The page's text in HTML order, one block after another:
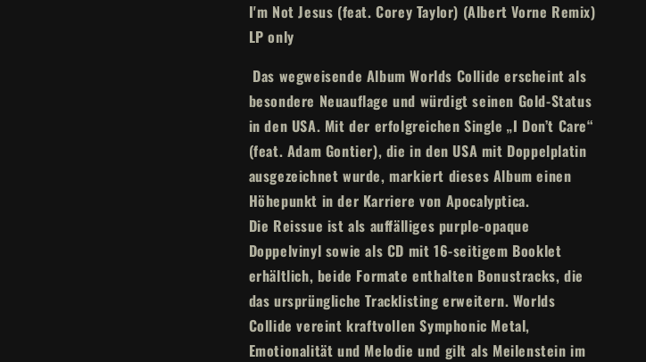
I'm Not Jesus (feat. Corey Taylor) (Albert Vorne Remix)
LP only
Das wegweisende Album Worlds Collide erscheint als
besondere Neuauflage und würdigt seinen Gold-Status
in den USA. Mit der erfolgreichen Single „I Don’t Care“
(feat. Adam Gontier), die in den USA mit Doppelplatin
ausgezeichnet wurde, markiert dieses Album einen
Höhepunkt in der Karriere von Apocalyptica.
Die Reissue ist als auffälliges purple-opaque
Doppelvinyl sowie als CD mit 16-seitigem Booklet
erhältlich, beide Formate enthalten Bonustracks, die
das ursprüngliche Tracklisting erweitern. Worlds
Collide vereint kraftvollen Symphonic Metal,
Emotionalität und Melodie und gilt als Meilenstein im